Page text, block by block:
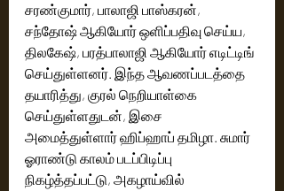
சரண்குமார், பாலாஜி பாஸ்கரன்,
சந்தோஷ் ஆகியோர் ஒளிப்பதிவு செய்ய,
திலகேஷ், பரத்பாலாஜி ஆகியோர் எடிட்டிங்
செய்துள்ளனர். இந்த ஆவணப்படத்தை
தயாரித்து, குரல் நெறியாள்கை
செய்துள்ளதுடன், இசை
அமைத்துள்ளார் ஹிப்ஹாப் தமிழா. சுமார்
ஓராண்டு காலம் படப்பிடிப்பு
நிகழ்த்தப்பட்டு, அகழாய்வில்